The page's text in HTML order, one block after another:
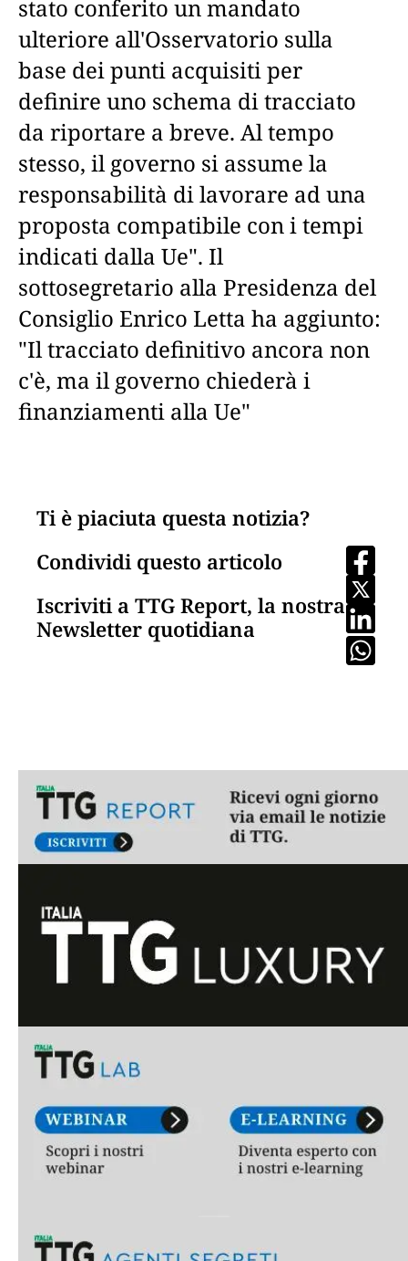
stato conferito un mandato
ulteriore all'Osservatorio sulla
base dei punti acquisiti per
definire uno schema di tracciato
da riportare a breve. Al tempo
stesso, il governo si assume la
responsabilità di lavorare ad una
proposta compatibile con i tempi
indicati dalla Ue". Il
sottosegretario alla Presidenza del
Consiglio Enrico Letta ha aggiunto:
"Il tracciato definitivo ancora non
c'è, ma il governo chiederà i
finanziamenti alla Ue"
Ti è piaciuta questa notizia?
Condividi questo articolo
Iscriviti a TTG Report, la nostra
Newsletter quotidiana